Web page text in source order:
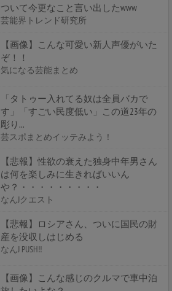
ついて今更なこと言い出したwww
芸能界トレンド研究所
【画像】こんな可愛い新人声優がいた
ぞ！！
気になる芸能まとめ
「タトゥー入れてる奴は全員バカで
す」「すごい民度低い」この道23年の
彫り...
芸スポまとめイッテみよう！
【悲報】性欲の衰えた独身中年男さん
は何を楽しみに生きればいいん
や？・・・・・・・・・
なんJクエスト
【悲報】ロシアさん、ついに国民の財
産を没収しはじめる
なんJ PUSH!!
【画像】こんな感じのクルマで車中泊